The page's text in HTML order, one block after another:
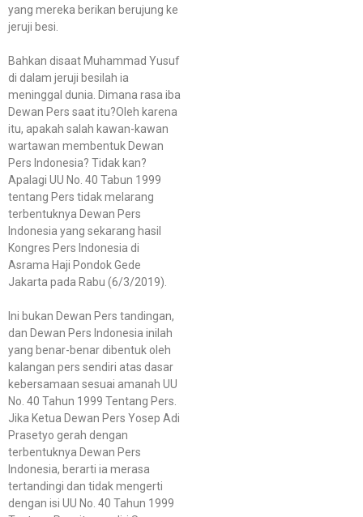
yang mereka berikan berujung ke
jeruji besi.
Bahkan disaat Muhammad Yusuf
di dalam jeruji besilah ia
meninggal dunia. Dimana rasa iba
Dewan Pers saat itu?Oleh karena
itu, apakah salah kawan-kawan
wartawan membentuk Dewan
Pers Indonesia? Tidak kan?
Apalagi UU No. 40 Tabun 1999
tentang Pers tidak melarang
terbentuknya Dewan Pers
Indonesia yang sekarang hasil
Kongres Pers Indonesia di
Asrama Haji Pondok Gede
Jakarta pada Rabu (6/3/2019).
Ini bukan Dewan Pers tandingan,
dan Dewan Pers Indonesia inilah
yang benar-benar dibentuk oleh
kalangan pers sendiri atas dasar
kebersamaan sesuai amanah UU
No. 40 Tahun 1999 Tentang Pers.
Jika Ketua Dewan Pers Yosep Adi
Prasetyo gerah dengan
terbentuknya Dewan Pers
Indonesia, berarti ia merasa
tertandingi dan tidak mengerti
dengan isi UU No. 40 Tahun 1999